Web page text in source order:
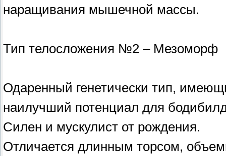
наращивания мышечной массы.
Тип телосложения №2 – Мезоморф
Одаренный генетически тип,
наилучший потенциал для
Силен и мускулист от рождения.
Отличается длинным торсом,